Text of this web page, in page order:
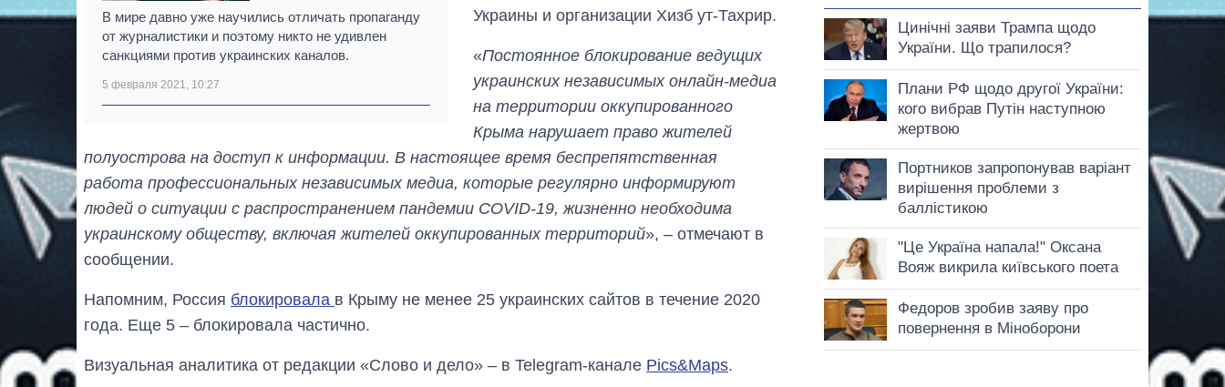
В мире давно уже научились отличать пропаганду
от журналистики и поэтому никто не удивлен
санкциями против украинских каналов.
5 февраля 2021, 10:27
Украины и организации Хизб ут-Тахрир.
«Постоянное блокирование ведущих
украинских независимых онлайн-медиа
на территории оккупированного
Крыма нарушает право жителей
полуострова на доступ к информации. В настоящее время беспрепятственная
работа профессиональных независимых медиа, которые регулярно информируют
людей о ситуации с распространением пандемии COVID-19, жизненно необходима
украинскому обществу, включая жителей оккупированных территорий», – отмечают в
сообщении.
Напомним, Россия блокировала в Крыму не менее 25 украинских сайтов в течение 2020
года. Еще 5 – блокировала частично.
Визуальная аналитика от редакции «Слово и дело» – в Telegram-канале Pics&Maps.